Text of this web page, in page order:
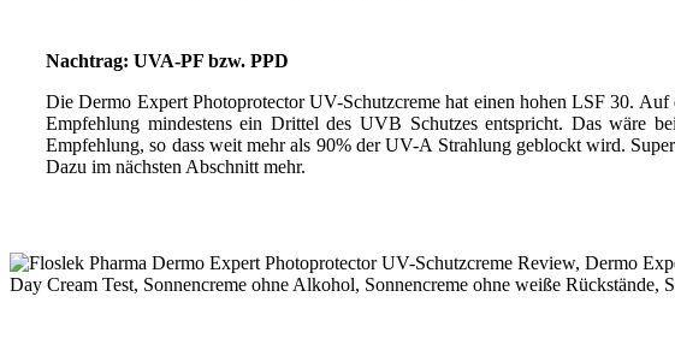
Nachtrag: UVA-PF bzw. PPD
Die Dermo Expert Photoprotector UV-Schutzcreme hat einen hohen LSF 30.
Empfehlung mindestens ein Drittel des UVB Schutzes entspricht. Das
Empfehlung, so dass weit mehr als 90% der UV-A Strahlung geblockt wird.
Dazu im nächsten Abschnitt mehr.